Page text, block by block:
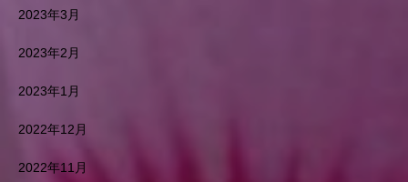
2023年3月
2023年2月
2023年1月
2022年12月
2022年11月